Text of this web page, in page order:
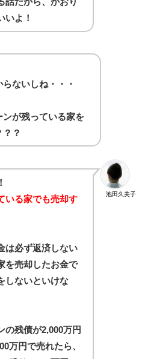
いよ！
ないしね・・・
ンが残っている家を
？
池田久美子
いる家でも売却す
は必ず返済しない
を売却したお金で
しないといけな
の残債が2,000万円
万円で売れたら、